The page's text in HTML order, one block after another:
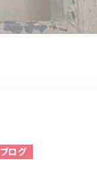
ブログ
STAFF〈